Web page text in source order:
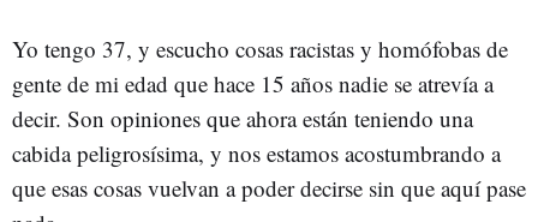
Yo tengo 37, y escucho cosas racistas y homófobas de
gente de mi edad que hace 15 años nadie se atrevía a
decir. Son opiniones que ahora están teniendo una
cabida peligrosísima, y nos estamos acostumbrando a
que esas cosas vuelvan a poder decirse sin que aquí pase